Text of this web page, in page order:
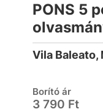
PONS 5
Vila Baleato,
Borító ár
3 790 Ft